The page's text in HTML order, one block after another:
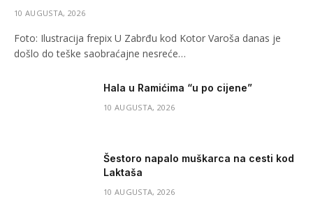
10 AUGUSTA, 2026
Foto: Ilustracija frepix U Zabrđu kod Kotor Varoša danas je
došlo do teške saobraćajne nesreće…
Hala u Ramićima “u po cijene”
10 AUGUSTA, 2026
Šestoro napalo muškarca na cesti kod
Laktaša
10 AUGUSTA, 2026